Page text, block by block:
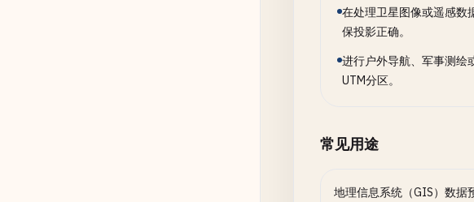
在处理卫星图像或遥感数
保投影正确。
进行户外导航、军事测绘
UTM分区。
常见用途
地理信息系统（GIS）数据